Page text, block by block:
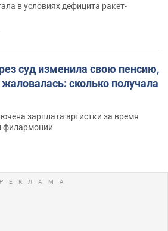
в условиях дефицита ракет-
суд изменила свою пенсию,
сколько получала
зарплата артистки за время
филармонии